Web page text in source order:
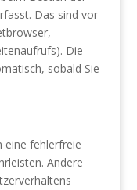
Das sind vor
Die
sobald Sie
eine fehlerfreie
Andere